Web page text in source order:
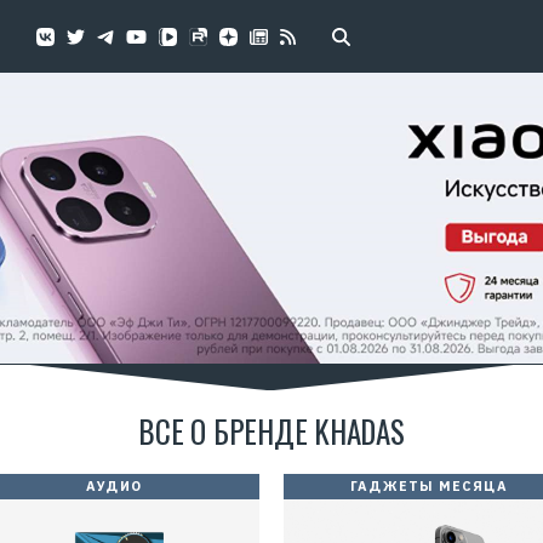
ВСЕ О БРЕНДЕ KHADAS
АУДИО ГАДЖЕТЫ МЕСЯЦА